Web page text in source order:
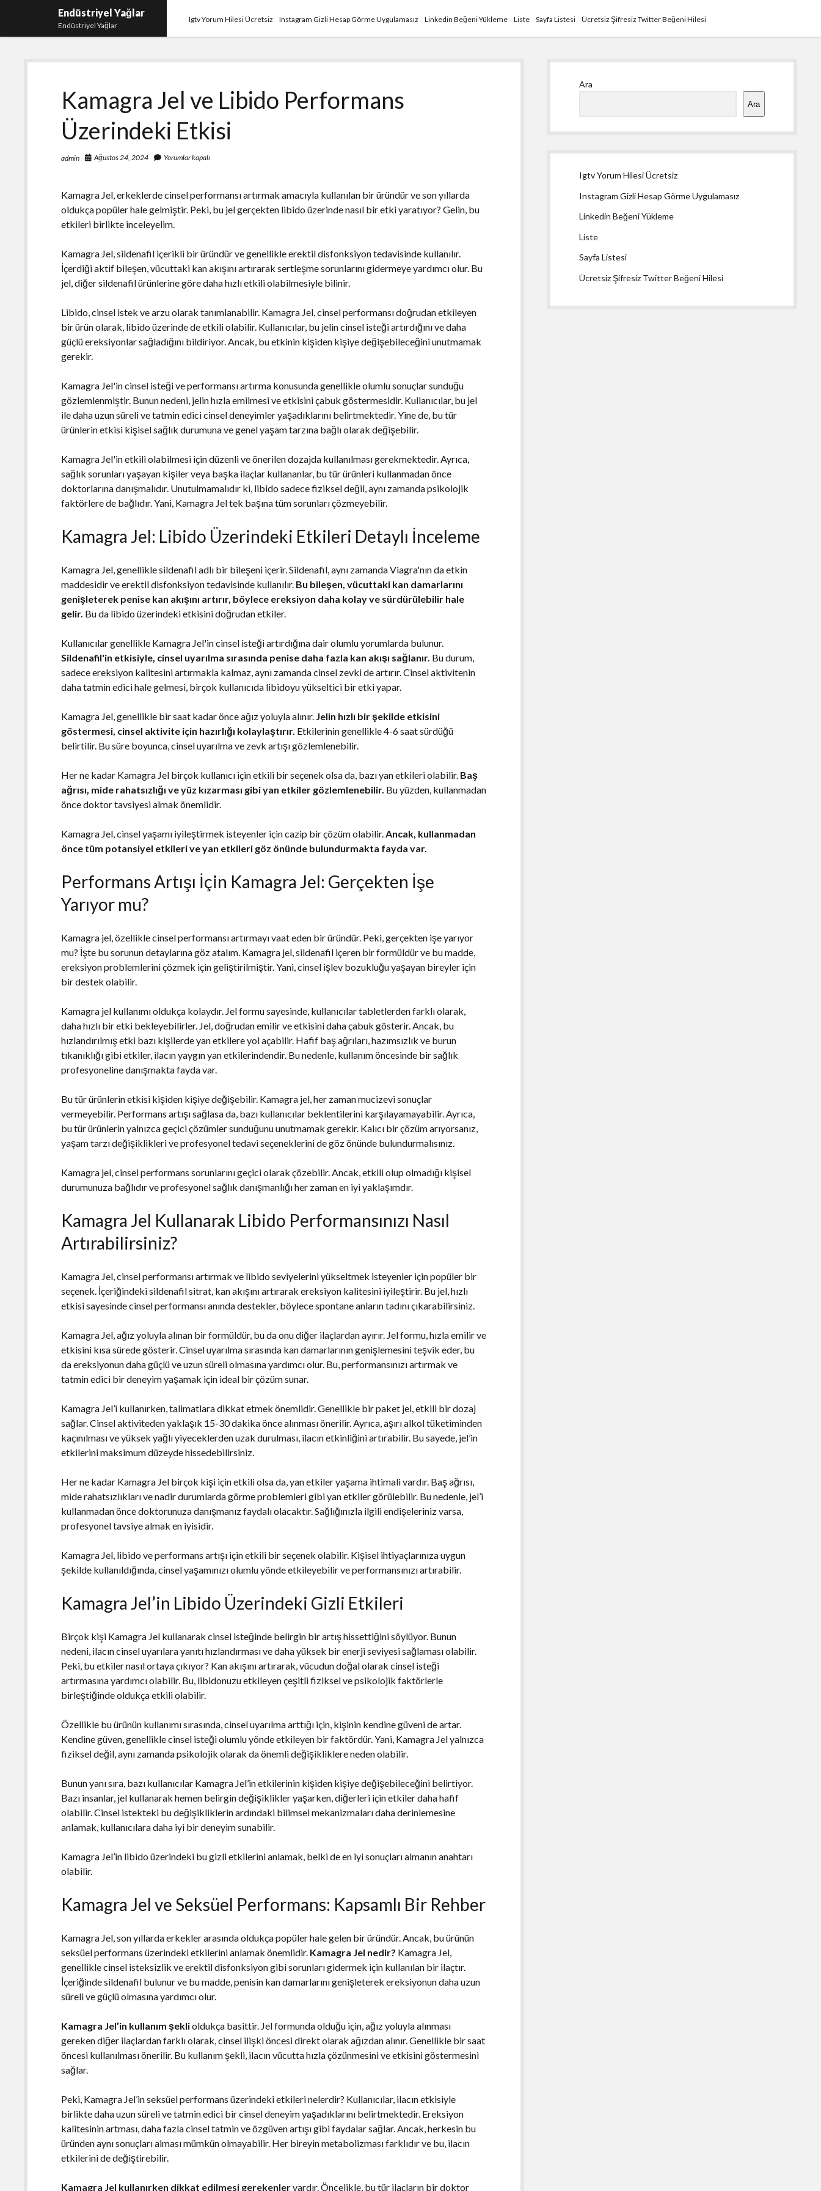
Endüstriyel Yağlar
Endüstriyel Yağlar
Igtv Yorum Hilesi Ücretsiz Instagram Gizli Hesap Görme Uygulamasız Linkedin Beğeni Yükleme Liste Sayfa Listesi Ücretsiz Şifresiz Twitter Beğeni Hilesi
Kamagra Jel ve Libido Performans
Üzerindeki Etkisi
admin Ağustos 24, 2024 Yorumlar kapalı
Kamagra Jel, erkeklerde cinsel performansı artırmak amacıyla kullanılan bir üründür ve son yıllarda
oldukça popüler hale gelmiştir. Peki, bu jel gerçekten libido üzerinde nasıl bir etki yaratıyor? Gelin, bu
etkileri birlikte inceleyelim.
Kamagra Jel, sildenafil içerikli bir üründür ve genellikle erektil disfonksiyon tedavisinde kullanılır.
İçerdiği aktif bileşen, vücuttaki kan akışını artırarak sertleşme sorunlarını gidermeye yardımcı olur. Bu
jel, diğer sildenafil ürünlerine göre daha hızlı etkili olabilmesiyle bilinir.
Libido, cinsel istek ve arzu olarak tanımlanabilir. Kamagra Jel, cinsel performansı doğrudan etkileyen
bir ürün olarak, libido üzerinde de etkili olabilir. Kullanıcılar, bu jelin cinsel isteği artırdığını ve daha
güçlü ereksiyonlar sağladığını bildiriyor. Ancak, bu etkinin kişiden kişiye değişebileceğini unutmamak
gerekir.
Kamagra Jel'in cinsel isteği ve performansı artırma konusunda genellikle olumlu sonuçlar sunduğu
gözlemlenmiştir. Bunun nedeni, jelin hızla emilmesi ve etkisini çabuk göstermesidir. Kullanıcılar, bu jel
ile daha uzun süreli ve tatmin edici cinsel deneyimler yaşadıklarını belirtmektedir. Yine de, bu tür
ürünlerin etkisi kişisel sağlık durumuna ve genel yaşam tarzına bağlı olarak değişebilir.
Kamagra Jel'in etkili olabilmesi için düzenli ve önerilen dozajda kullanılması gerekmektedir. Ayrıca,
sağlık sorunları yaşayan kişiler veya başka ilaçlar kullananlar, bu tür ürünleri kullanmadan önce
doktorlarına danışmalıdır. Unutulmamalıdır ki, libido sadece fiziksel değil, aynı zamanda psikolojik
faktörlere de bağlıdır. Yani, Kamagra Jel tek başına tüm sorunları çözmeyebilir.
Kamagra Jel: Libido Üzerindeki Etkileri Detaylı İnceleme
Kamagra Jel, genellikle sildenafil adlı bir bileşeni içerir. Sildenafil, aynı zamanda Viagra'nın da etkin
maddesidir ve erektil disfonksiyon tedavisinde kullanılır. Bu bileşen, vücuttaki kan damarlarını
genişleterek penise kan akışını artırır, böylece ereksiyon daha kolay ve sürdürülebilir hale
gelir. Bu da libido üzerindeki etkisini doğrudan etkiler.
Kullanıcılar genellikle Kamagra Jel'in cinsel isteği artırdığına dair olumlu yorumlarda bulunur.
Sildenafil'in etkisiyle, cinsel uyarılma sırasında penise daha fazla kan akışı sağlanır. Bu durum,
sadece ereksiyon kalitesini artırmakla kalmaz, aynı zamanda cinsel zevki de artırır. Cinsel aktivitenin
daha tatmin edici hale gelmesi, birçok kullanıcıda libidoyu yükseltici bir etki yapar.
Kamagra Jel, genellikle bir saat kadar önce ağız yoluyla alınır. Jelin hızlı bir şekilde etkisini
göstermesi, cinsel aktivite için hazırlığı kolaylaştırır. Etkilerinin genellikle 4-6 saat sürdüğü
belirtilir. Bu süre boyunca, cinsel uyarılma ve zevk artışı gözlemlenebilir.
Her ne kadar Kamagra Jel birçok kullanıcı için etkili bir seçenek olsa da, bazı yan etkileri olabilir. Baş
ağrısı, mide rahatsızlığı ve yüz kızarması gibi yan etkiler gözlemlenebilir. Bu yüzden, kullanmadan
önce doktor tavsiyesi almak önemlidir.
Kamagra Jel, cinsel yaşamı iyileştirmek isteyenler için cazip bir çözüm olabilir.Ancak, kullanmadan
önce tüm potansiyel etkileri ve yan etkileri göz önünde bulundurmakta fayda var.
Performans Artışı İçin Kamagra Jel: Gerçekten İşe
Yarıyor mu?
Kamagra jel, özellikle cinsel performansı artırmayı vaat eden bir üründür. Peki, gerçekten işe yarıyor
mu? İşte bu sorunun detaylarına göz atalım. Kamagra jel, sildenafil içeren bir formüldür ve bu madde,
ereksiyon problemlerini çözmek için geliştirilmiştir. Yani, cinsel işlev bozukluğu yaşayan bireyler için
bir destek olabilir.
Kamagra jel kullanımı oldukça kolaydır. Jel formu sayesinde, kullanıcılar tabletlerden farklı olarak,
daha hızlı bir etki bekleyebilirler. Jel, doğrudan emilir ve etkisini daha çabuk gösterir. Ancak, bu
hızlandırılmış etki bazı kişilerde yan etkilere yol açabilir. Hafif baş ağrıları, hazımsızlık ve burun
tıkanıklığı gibi etkiler, ilacın yaygın yan etkilerindendir. Bu nedenle, kullanım öncesinde bir sağlık
profesyoneline danışmakta fayda var.
Bu tür ürünlerin etkisi kişiden kişiye değişebilir. Kamagra jel, her zaman mucizevi sonuçlar
vermeyebilir. Performans artışı sağlasa da, bazı kullanıcılar beklentilerini karşılayamayabilir. Ayrıca,
bu tür ürünlerin yalnızca geçici çözümler sunduğunu unutmamak gerekir. Kalıcı bir çözüm arıyorsanız,
yaşam tarzı değişiklikleri ve profesyonel tedavi seçeneklerini de göz önünde bulundurmalısınız.
Kamagra jel, cinsel performans sorunlarını geçici olarak çözebilir. Ancak, etkili olup olmadığı kişisel
durumunuza bağlıdır ve profesyonel sağlık danışmanlığı her zaman en iyi yaklaşımdır.
Kamagra Jel Kullanarak Libido Performansınızı Nasıl
Artırabilirsiniz?
Kamagra Jel, cinsel performansı artırmak ve libido seviyelerini yükseltmek isteyenler için popüler bir
seçenek. İçeriğindeki sildenafil sitrat, kan akışını artırarak ereksiyon kalitesini iyileştirir. Bu jel, hızlı
etkisi sayesinde cinsel performansı anında destekler, böylece spontane anların tadını çıkarabilirsiniz.
Kamagra Jel, ağız yoluyla alınan bir formüldür, bu da onu diğer ilaçlardan ayırır. Jel formu, hızla emilir ve
etkisini kısa sürede gösterir. Cinsel uyarılma sırasında kan damarlarının genişlemesini teşvik eder, bu
da ereksiyonun daha güçlü ve uzun süreli olmasına yardımcı olur. Bu, performansınızı artırmak ve
tatmin edici bir deneyim yaşamak için ideal bir çözüm sunar.
Kamagra Jel’i kullanırken, talimatlara dikkat etmek önemlidir. Genellikle bir paket jel, etkili bir dozaj
sağlar. Cinsel aktiviteden yaklaşık 15-30 dakika önce alınması önerilir. Ayrıca, aşırı alkol tüketiminden
kaçınılması ve yüksek yağlı yiyeceklerden uzak durulması, ilacın etkinliğini artırabilir. Bu sayede, jel’in
etkilerini maksimum düzeyde hissedebilirsiniz.
Her ne kadar Kamagra Jel birçok kişi için etkili olsa da, yan etkiler yaşama ihtimali vardır. Baş ağrısı,
mide rahatsızlıkları ve nadir durumlarda görme problemleri gibi yan etkiler görülebilir. Bu nedenle, jel’i
kullanmadan önce doktorunuza danışmanız faydalı olacaktır. Sağlığınızla ilgili endişeleriniz varsa,
profesyonel tavsiye almak en iyisidir.
Kamagra Jel, libido ve performans artışı için etkili bir seçenek olabilir. Kişisel ihtiyaçlarınıza uygun
şekilde kullanıldığında, cinsel yaşamınızı olumlu yönde etkileyebilir ve performansınızı artırabilir.
Kamagra Jel’in Libido Üzerindeki Gizli Etkileri
Birçok kişi Kamagra Jel kullanarak cinsel isteğinde belirgin bir artış hissettiğini söylüyor. Bunun
nedeni, ilacın cinsel uyarılara yanıtı hızlandırması ve daha yüksek bir enerji seviyesi sağlaması olabilir.
Peki, bu etkiler nasıl ortaya çıkıyor? Kan akışını artırarak, vücudun doğal olarak cinsel isteği
artırmasına yardımcı olabilir. Bu, libidonuzu etkileyen çeşitli fiziksel ve psikolojik faktörlerle
birleştiğinde oldukça etkili olabilir.
Özellikle bu ürünün kullanımı sırasında, cinsel uyarılma arttığı için, kişinin kendine güveni de artar.
Kendine güven, genellikle cinsel isteği olumlu yönde etkileyen bir faktördür. Yani, Kamagra Jel yalnızca
fiziksel değil, aynı zamanda psikolojik olarak da önemli değişikliklere neden olabilir.
Bunun yanı sıra, bazı kullanıcılar Kamagra Jel’in etkilerinin kişiden kişiye değişebileceğini belirtiyor.
Bazı insanlar, jel kullanarak hemen belirgin değişiklikler yaşarken, diğerleri için etkiler daha hafif
olabilir. Cinsel istekteki bu değişikliklerin ardındaki bilimsel mekanizmaları daha derinlemesine
anlamak, kullanıcılara daha iyi bir deneyim sunabilir.
Kamagra Jel’in libido üzerindeki bu gizli etkilerini anlamak, belki de en iyi sonuçları almanın anahtarı
olabilir.
Kamagra Jel ve Seksüel Performans: Kapsamlı Bir Rehber
Kamagra Jel, son yıllarda erkekler arasında oldukça popüler hale gelen bir üründür. Ancak, bu ürünün
seksüel performans üzerindeki etkilerini anlamak önemlidir. Kamagra Jel nedir? Kamagra Jel,
genellikle cinsel isteksizlik ve erektil disfonksiyon gibi sorunları gidermek için kullanılan bir ilaçtır.
İçeriğinde sildenafil bulunur ve bu madde, penisin kan damarlarını genişleterek ereksiyonun daha uzun
süreli ve güçlü olmasına yardımcı olur.
Kamagra Jel’in kullanım şeklioldukça basittir. Jel formunda olduğu için, ağız yoluyla alınması
gereken diğer ilaçlardan farklı olarak, cinsel ilişki öncesi direkt olarak ağızdan alınır. Genellikle bir saat
öncesi kullanılması önerilir. Bu kullanım şekli, ilacın vücutta hızla çözünmesini ve etkisini göstermesini
sağlar.
Peki, Kamagra Jel’in seksüel performans üzerindeki etkileri nelerdir? Kullanıcılar, ilacın etkisiyle
birlikte daha uzun süreli ve tatmin edici bir cinsel deneyim yaşadıklarını belirtmektedir. Ereksiyon
kalitesinin artması, daha fazla cinsel tatmin ve özgüven artışı gibi faydalar sağlar. Ancak, herkesin bu
üründen aynı sonuçları alması mümkün olmayabilir. Her bireyin metabolizması farklıdır ve bu, ilacın
etkilerini de değiştirebilir.
Kamagra Jel kullanırken dikkat edilmesi gerekenlervardır. Öncelikle, bu tür ilaçların bir doktor
Ara
Ara
Igtv Yorum Hilesi Ücretsiz
Instagram Gizli Hesap Görme Uygulamasız
Linkedin Beğeni Yükleme
Liste
Sayfa Listesi
Ücretsiz Şifresiz Twitter Beğeni Hilesi